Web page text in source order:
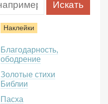
Наклейки
Благодарность,
ободрение
Золотые стихи
Библии
Пасха